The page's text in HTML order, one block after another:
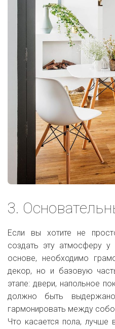
3.
Если вы хотите не
создать эту атмосферу
основе, необходимо
декор, но и базовую
этапе: двери, напольное
должно быть
гармонировать между
Что касается пола, лучше